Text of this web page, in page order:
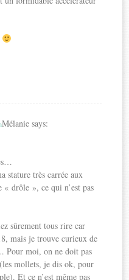
Mélanie says:
stature très carrée aux
« drôle », ce qui n’est pas
sûrement tous rire car
mais je trouve curieux de
Pour moi, on ne doit pas
mollets, je dis ok, pour
Et ce n’est même pas